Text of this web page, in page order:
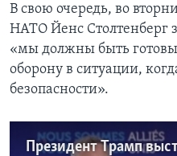
В свою очередь, во
НАТО Йенс Столтенберг
«мы должны быть
оборону в ситуации,
безопасности».